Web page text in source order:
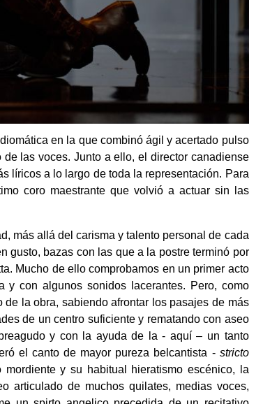
en la que combinó ágil y acertado pulso
las voces. Junto a ello, el director canadiense
líricos a lo largo de toda la representación. Para
coro maestrante que volvió a actuar sin las
más allá del carisma y talento personal de cada
gusto, bazas con las que a la postre terminó por
Mucho de ello comprobamos en un primer acto
y con algunos sonidos lacerantes. Pero, como
la obra, sabiendo afrontar los pasajes de más
de un centro suficiente y rematando con aseo
y con la ayuda de la - aquí – un tanto
el canto de mayor pureza belcantista - stricto
y su habitual hieratismo escénico, la
articulado de muchos quilates, medias voces,